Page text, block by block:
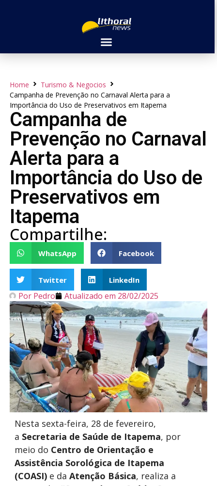
Home
Turismo & Negocios
Campanha de Prevenção no Carnaval Alerta para a
Importância do Uso de Preservativos em Itapema
Campanha de
Prevenção no Carnaval
Alerta para a
Importância do Uso de
Preservativos em
Itapema
Compartilhe:
WhatsApp Facebook
Twitter LinkedIn
Por Pedro Atualizado em 28/02/2025
Nesta sexta-feira, 28 de fevereiro,
a Secretaria de Saúde de Itapema, por
meio do Centro de Orientação e
Assistência Sorológica de Itapema
(COASI) e da Atenção Básica, realiza a